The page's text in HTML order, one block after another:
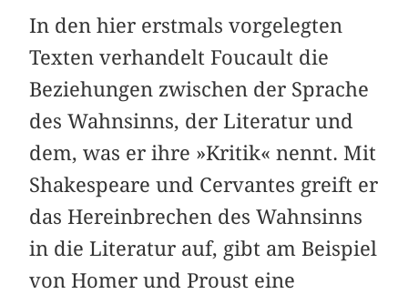
In den hier erstmals vorgelegten
Texten verhandelt Foucault die
Beziehungen zwischen der Sprache
des Wahnsinns, der Literatur und
dem, was er ihre »Kritik« nennt. Mit
Shakespeare und Cervantes greift er
das Hereinbrechen des Wahnsinns
in die Literatur auf, gibt am Beispiel
von Homer und Proust eine